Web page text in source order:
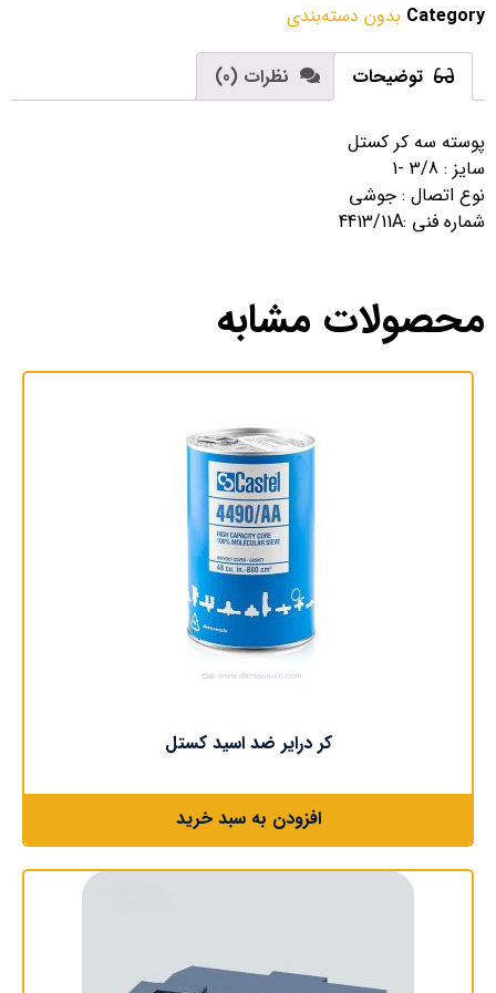
Category بدون دسته‌بندی
توضیحات نظرات (0)
پوسته سه کر کستل
سایز : 3/8 -1
نوع اتصال : جوشی
شماره فنی :4413/11A
محصولات مشابه
کر درایر ضد اسید کستل
افزودن به سبد خرید